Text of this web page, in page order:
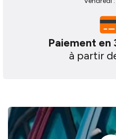
acier galvanisé
marchepied résiste aux
une utilisation intensive.
durabilité optimaleet un
sécuriséet dusupport
technique pour vous
Paiement en
à partir